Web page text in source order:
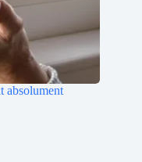
absolument